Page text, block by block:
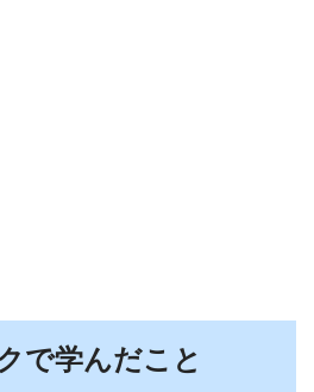
で学んだこと